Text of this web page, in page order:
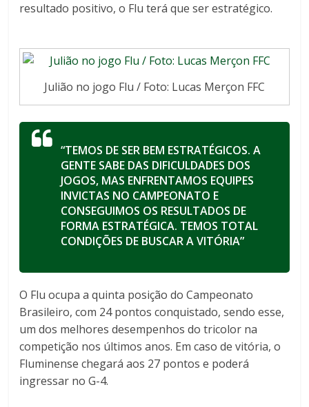
resultado positivo, o Flu terá que ser estratégico.
Julião no jogo Flu / Foto: Lucas Merçon FFC
“TEMOS DE SER BEM ESTRATÉGICOS. A
GENTE SABE DAS DIFICULDADES DOS
JOGOS, MAS ENFRENTAMOS EQUIPES
INVICTAS NO CAMPEONATO E
CONSEGUIMOS OS RESULTADOS DE
FORMA ESTRATÉGICA. TEMOS TOTAL
CONDIÇÕES DE BUSCAR A VITÓRIA”
O Flu ocupa a quinta posição do Campeonato
Brasileiro, com 24 pontos conquistado, sendo esse,
um dos melhores desempenhos do tricolor na
competição nos últimos anos. Em caso de vitória, o
Fluminense chegará aos 27 pontos e poderá
ingressar no G-4.